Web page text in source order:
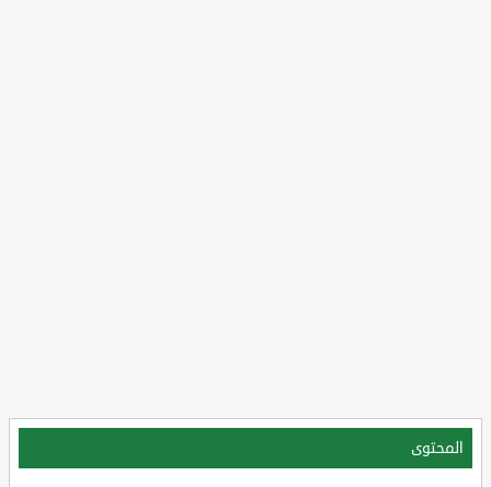
المحتوى